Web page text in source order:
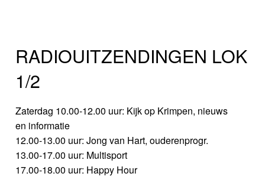
RADIOUITZENDINGEN LOK
1/2
Zaterdag 10.00-12.00 uur: Kijk op Krimpen, nieuws
en informatie
12.00-13.00 uur: Jong van Hart, ouderenprogr.
13.00-17.00 uur: Multisport
17.00-18.00 uur: Happy Hour